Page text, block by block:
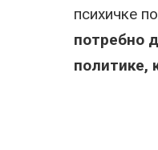
психичке
потребно
политике,